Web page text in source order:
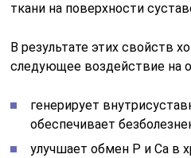
ткани на поверхности
В результате этих свойств
следующее воздействие на
генерирует
обеспечивает
улучшает обмен Р и Са в